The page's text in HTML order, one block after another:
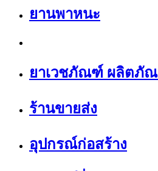
ยานพาหนะ
ยาเวชภัณฑ์ ผลิตภั
ร้านขายส่ง
อุปกรณ์ก่อสร้าง